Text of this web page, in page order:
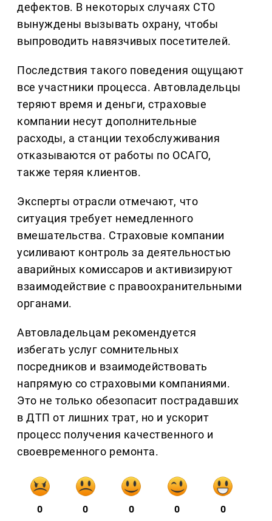
дефектов. В некоторых случаях СТО
вынуждены вызывать охрану, чтобы
выпроводить навязчивых посетителей.
Последствия такого поведения ощущают
все участники процесса. Автовладельцы
теряют время и деньги, страховые
компании несут дополнительные
расходы, а станции техобслуживания
отказываются от работы по ОСАГО,
также теряя клиентов.
Эксперты отрасли отмечают, что
ситуация требует немедленного
вмешательства. Страховые компании
усиливают контроль за деятельностью
аварийных комиссаров и активизируют
взаимодействие с правоохранительными
органами.
Автовладельцам рекомендуется
избегать услуг сомнительных
посредников и взаимодействовать
напрямую со страховыми компаниями.
Это не только обезопасит пострадавших
в ДТП от лишних трат, но и ускорит
процесс получения качественного и
своевременного ремонта.
0 0 0 0 0